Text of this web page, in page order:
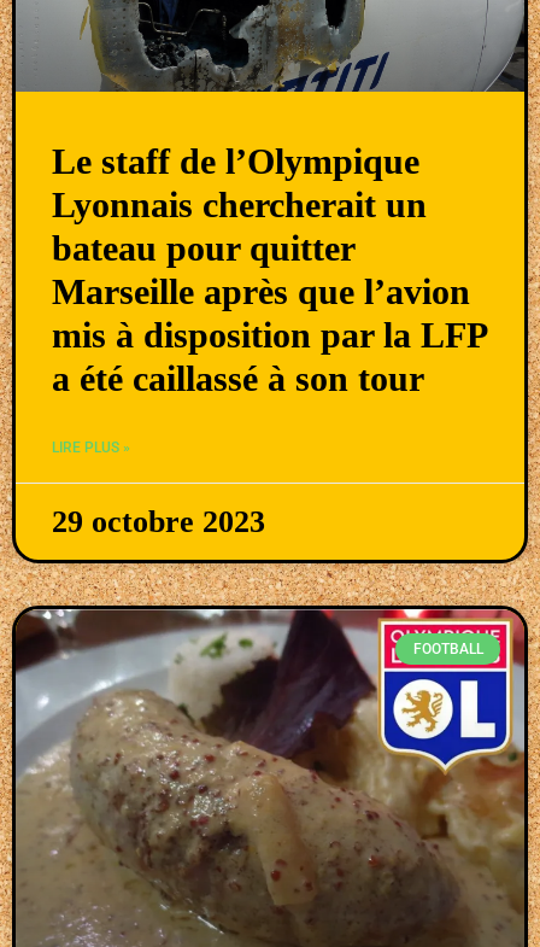
Le staff de l’Olympique
Lyonnais chercherait un
bateau pour quitter
Marseille après que l’avion
mis à disposition par la LFP
a été caillassé à son tour
LIRE PLUS »
29 octobre 2023
FOOTBALL